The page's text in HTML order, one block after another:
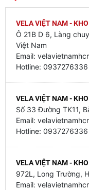
Lưu ý quan trọng:
Sika Monotop
đó mang tính
Cần tiến hành
thiểu việc tiếp
Nếu vật liệu bị
lập tức bằng
VELA VIỆT NAM -
Ô 21B D 6, Làng
Việt Nam
Email:
Hotline: 0937276336
VELA VIỆT NAM -
Số 33 Đường TK11,
Email:
Hotline: 0937276336
VELA VIỆT NAM -
972L, Long Trường,
Email: